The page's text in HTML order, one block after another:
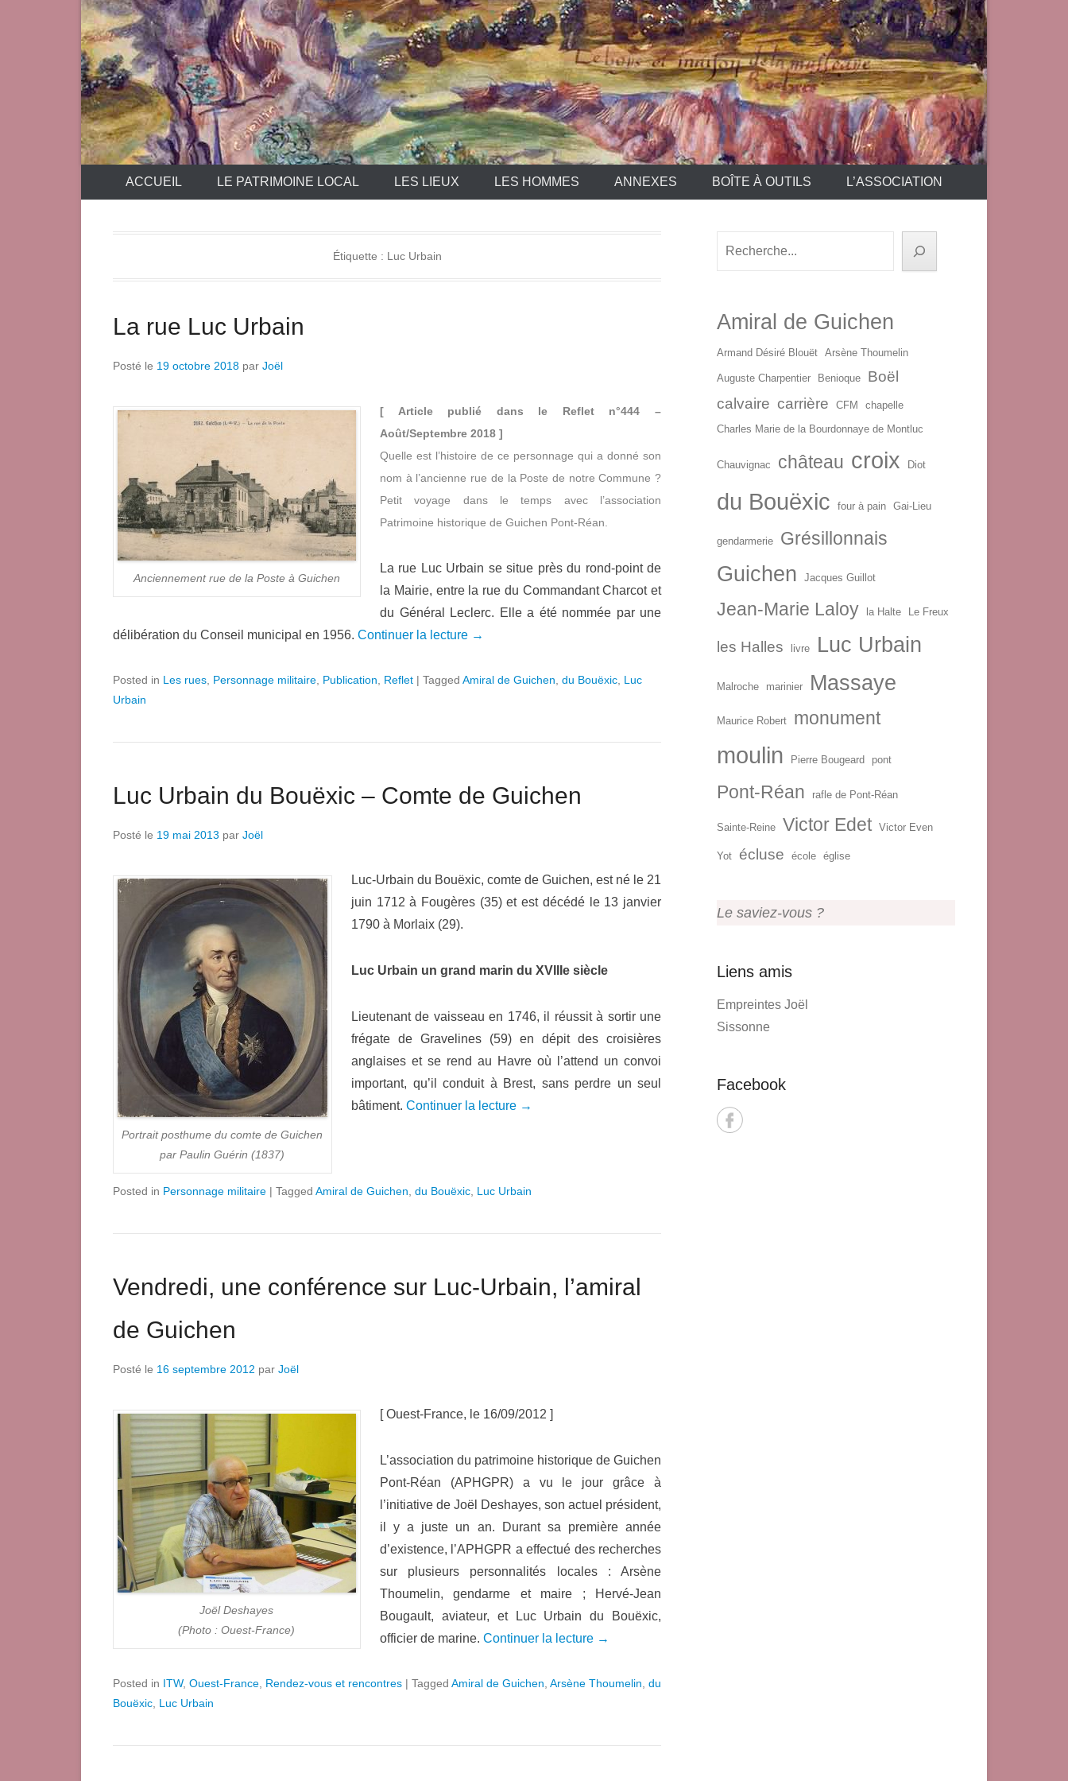
ACCUEIL LE PATRIMOINE LOCAL LES LIEUX LES HOMMES ANNEXES BOÎTE À OUTILS L’ASSOCIATION
Étiquette : Luc Urbain
La rue Luc Urbain
Posté le 19 octobre 2018 par Joël
Anciennement rue de la Poste à Guichen
[ Article publié dans le Reflet n°444 –
Août/Septembre 2018 ]
Quelle est l’histoire de ce personnage qui a donné son
nom à l’ancienne rue de la Poste de notre Commune ?
Petit voyage dans le temps avec l’association
Patrimoine historique de Guichen Pont-Réan.
La rue Luc Urbain se situe près du rond-point de
la Mairie, entre la rue du Commandant Charcot et
du Général Leclerc. Elle a été nommée par une
délibération du Conseil municipal en 1956. Continuer la lecture →
Posted in Les rues Personnage militaire Publication Reflet | Tagged Amiral de Guichen du Bouëxic Luc
Urbain
Luc Urbain du Bouëxic – Comte de Guichen
Posté le 19 mai 2013 par Joël
Portrait posthume du comte de Guichen
par Paulin Guérin (1837)
Luc-Urbain du Bouëxic, comte de Guichen, est né le 21
juin 1712 à Fougères (35) et est décédé le 13 janvier
1790 à Morlaix (29).
Luc Urbain un grand marin du XVIIIe siècle
Lieutenant de vaisseau en 1746, il réussit à sortir une
frégate de Gravelines (59) en dépit des croisières
anglaises et se rend au Havre où l’attend un convoi
important, qu’il conduit à Brest, sans perdre un seul
bâtiment. Continuer la lecture →
Posted in Personnage militaire | Tagged Amiral de Guichen, du Bouëxic, Luc Urbain
Vendredi, une conférence sur Luc-Urbain, l’amiral
de Guichen
Posté le 16 septembre 2012 par Joël
Joël Deshayes
(Photo : Ouest-France)
[ Ouest-France, le 16/09/2012 ]
L’association du patrimoine historique de Guichen
Pont-Réan (APHGPR) a vu le jour grâce à
l’initiative de Joël Deshayes, son actuel président,
il y a juste un an. Durant sa première année
d’existence, l’APHGPR a effectué des recherches
sur plusieurs personnalités locales : Arsène
Thoumelin, gendarme et maire ; Hervé-Jean
Bougault, aviateur, et Luc Urbain du Bouëxic,
officier de marine. Continuer la lecture →
Posted in ITW, Ouest-France, Rendez-vous et rencontres | Tagged Amiral de Guichen, Arsène Thoumelin, du
Bouëxic, Luc Urbain
Amiral de Guichen
Armand Désiré Blouët Arsène Thoumelin
Auguste Charpentier Benioque
Boël
calvaire carrière CFM
chapelle
Charles Marie de la Bourdonnaye de Montluc
Chauvignac château croix Diot
du Bouëxic four à pain Gai-Lieu
gendarmerie Grésillonnais
Guichen Jacques Guillot
Jean-Marie Laloy la Halte Le Freux
les Halles livre Luc Urbain
Malroche marinier Massaye
Maurice Robert monument
moulin Pierre Bougeard pont
Pont-Réan rafle de Pont-Réan
Sainte-Reine Victor Edet Victor Even
Yot écluse école église
Le saviez-vous ?
Liens amis
Empreintes Joël
Sissonne
Facebook